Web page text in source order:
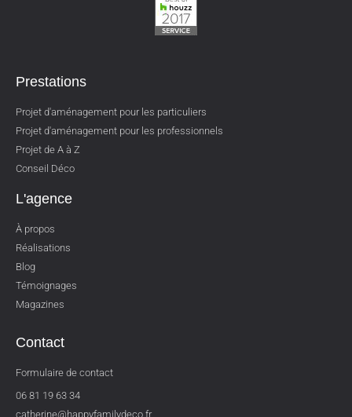
Prestations
Projet d'aménagement pour les particuliers
Projet d'aménagement pour les professionnels
Projet de A à Z
Conseil Déco
L'agence
À propos
Réalisations
Blog
Témoignages
Magazines
Contact
Formulaire de contact
06 81 19 63 34
catherine@happyfamilydeco.fr